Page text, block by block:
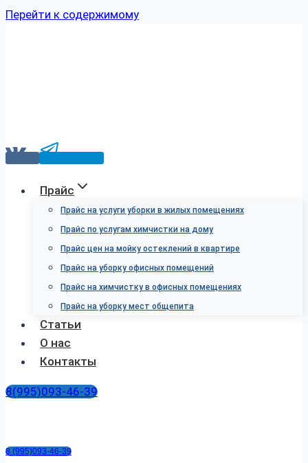
Перейти к содержимому
Прайс
Прайс на услуги уборки в жилых помещениях
Прайс по услугам химчистки на дому
Прайс цен на мойку остеклений в квартире
Прайс на уборку офисных помещений
Прайс на химчистку в офисных помещениях
Прайс на уборку мест общепита
Статьи
О нас
Контакты
8(995)093-46-39
8 (995)093-46-39